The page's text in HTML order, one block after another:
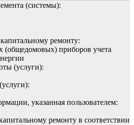
(системы):
ремонту:
(общедомовых) приборов учета
(услуги):
указанная пользователем:
ремонту в соответствии